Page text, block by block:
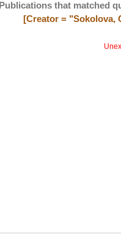
Publications that matched
[Creator = "Sokolova,